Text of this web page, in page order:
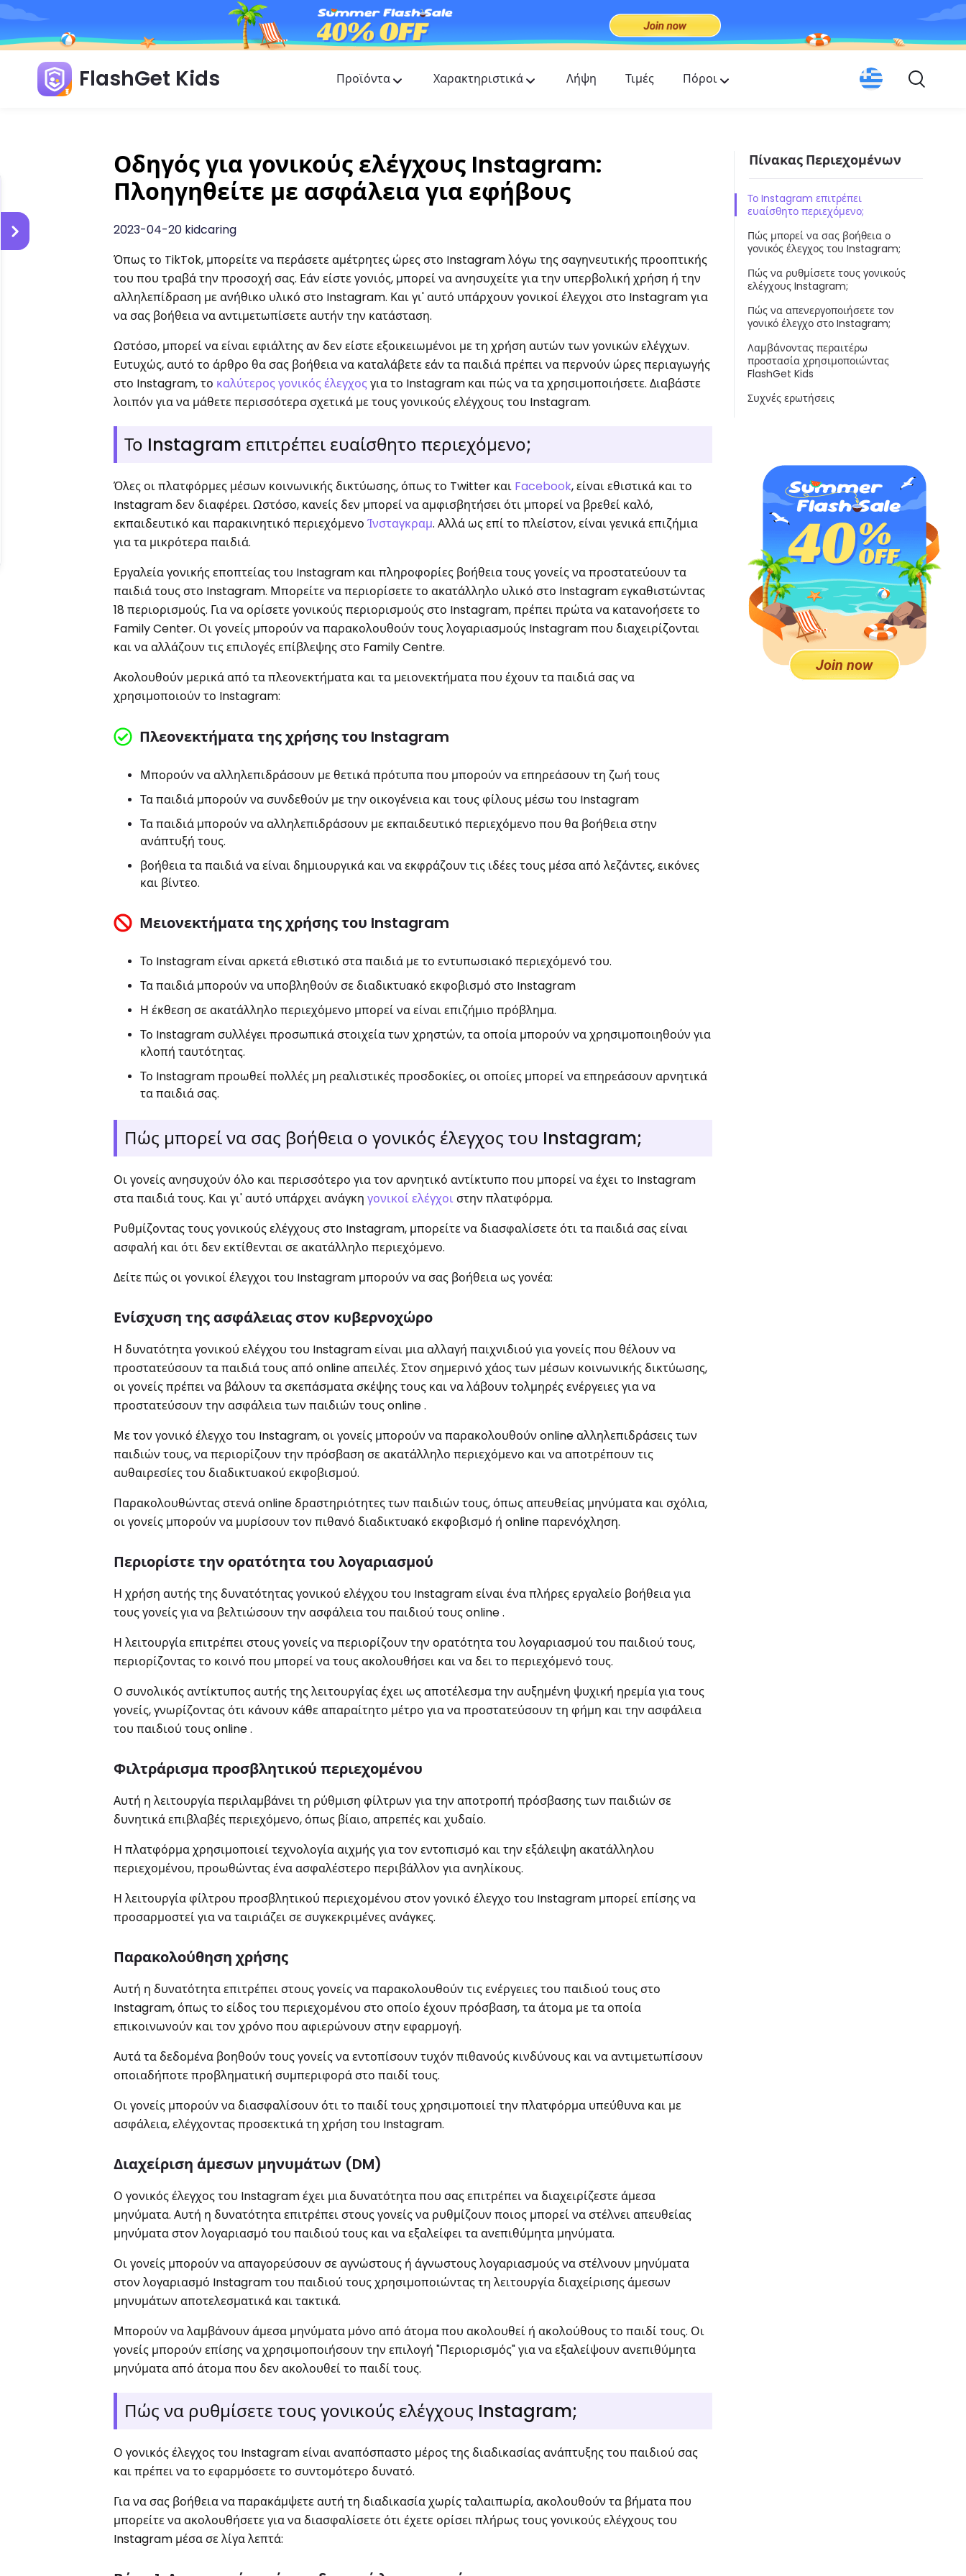
FlashGet Kids Προϊόντα
FlashGet Finder
Η αντικλεπτική ασφάλεια του τηλεφώνου σας,
δική μας ευθύνη.
Χαρακτηριστικά Λήψη Τιμές Πόροι
Οδηγός για γονικούς ελέγχους Instagram:
Πλοηγηθείτε με ασφάλεια για εφήβους
2023-04-20 kidcaring
Όπως το TikTok, μπορείτε να περάσετε αμέτρητες ώρες στο Instagram λόγω της σαγηνευτικής προοπτικής
του που τραβά την προσοχή σας. Εάν είστε γονιός, μπορεί να ανησυχείτε για την υπερβολική χρήση ή την
αλληλεπίδραση με ανήθικο υλικό στο Instagram. Και γι' αυτό υπάρχουν γονικοί έλεγχοι στο Instagram για
να σας βοήθεια να αντιμετωπίσετε αυτήν την κατάσταση.
Ωστόσο, μπορεί να είναι εφιάλτης αν δεν είστε εξοικειωμένοι με τη χρήση αυτών των γονικών ελέγχων.
Ευτυχώς, αυτό το άρθρο θα σας βοήθεια να καταλάβετε εάν τα παιδιά πρέπει να περνούν ώρες περιαγωγής
στο Instagram, το καλύτερος γονικός έλεγχοςγια το Instagram και πώς να τα χρησιμοποιήσετε. Διαβάστε
λοιπόν για να μάθετε περισσότερα σχετικά με τους γονικούς ελέγχους του Instagram.
Το Instagram επιτρέπει ευαίσθητο περιεχόμενο;
Όλες οι πλατφόρμες μέσων κοινωνικής δικτύωσης, όπως το Twitter και Facebook, είναι εθιστικά και το
Instagram δεν διαφέρει. Ωστόσο, κανείς δεν μπορεί να αμφισβητήσει ότι μπορεί να βρεθεί καλό,
εκπαιδευτικό και παρακινητικό περιεχόμενοΊνσταγκραμ. Αλλά ως επί το πλείστον, είναι γενικά επιζήμια
για τα μικρότερα παιδιά.
Εργαλεία γονικής εποπτείας του Instagram και πληροφορίες βοήθεια τους γονείς να προστατεύουν τα
παιδιά τους στο Instagram. Μπορείτε να περιορίσετε το ακατάλληλο υλικό στο Instagram εγκαθιστώντας
18 περιορισμούς. Για να ορίσετε γονικούς περιορισμούς στο Instagram, πρέπει πρώτα να κατανοήσετε το
Family Center. Οι γονείς μπορούν να παρακολουθούν τους λογαριασμούς Instagram που διαχειρίζονται
και να αλλάζουν τις επιλογές επίβλεψης στο Family Centre.
Ακολουθούν μερικά από τα πλεονεκτήματα και τα μειονεκτήματα που έχουν τα παιδιά σας να
χρησιμοποιούν το Instagram:
Πλεονεκτήματα της χρήσης του Instagram
Μπορούν να αλληλεπιδράσουν με θετικά πρότυπα που μπορούν να επηρεάσουν τη ζωή τους
Τα παιδιά μπορούν να συνδεθούν με την οικογένεια και τους φίλους μέσω του Instagram
Τα παιδιά μπορούν να αλληλεπιδράσουν με εκπαιδευτικό περιεχόμενο που θα βοήθεια στην
ανάπτυξή τους.
βοήθεια τα παιδιά να είναι δημιουργικά και να εκφράζουν τις ιδέες τους μέσα από λεζάντες, εικόνες
και βίντεο.
Μειονεκτήματα της χρήσης του Instagram
Το Instagram είναι αρκετά εθιστικό στα παιδιά με το εντυπωσιακό περιεχόμενό του.
Τα παιδιά μπορούν να υποβληθούν σε διαδικτυακό εκφοβισμό στο Instagram
Η έκθεση σε ακατάλληλο περιεχόμενο μπορεί να είναι επιζήμιο πρόβλημα.
Το Instagram συλλέγει προσωπικά στοιχεία των χρηστών, τα οποία μπορούν να χρησιμοποιηθούν για
κλοπή ταυτότητας.
Το Instagram προωθεί πολλές μη ρεαλιστικές προσδοκίες, οι οποίες μπορεί να επηρεάσουν αρνητικά
τα παιδιά σας.
Πώς μπορεί να σας βοήθεια ο γονικός έλεγχος του Instagram;
Οι γονείς ανησυχούν όλο και περισσότερο για τον αρνητικό αντίκτυπο που μπορεί να έχει το Instagram
στα παιδιά τους. Και γι' αυτό υπάρχει ανάγκηγονικοί ελέγχοιστην πλατφόρμα.
Ρυθμίζοντας τους γονικούς ελέγχους στο Instagram, μπορείτε να διασφαλίσετε ότι τα παιδιά σας είναι
ασφαλή και ότι δεν εκτίθενται σε ακατάλληλο περιεχόμενο.
Δείτε πώς οι γονικοί έλεγχοι του Instagram μπορούν να σας βοήθεια ως γονέα:
Ενίσχυση της ασφάλειας στον κυβερνοχώρο
Η δυνατότητα γονικού ελέγχου του Instagram είναι μια αλλαγή παιχνιδιού για γονείς που θέλουν να
προστατεύσουν τα παιδιά τους από online απειλές. Στον σημερινό χάος των μέσων κοινωνικής δικτύωσης,
οι γονείς πρέπει να βάλουν τα σκεπάσματα σκέψης τους και να λάβουν τολμηρές ενέργειες για να
προστατεύσουν την ασφάλεια των παιδιών τους online .
Με τον γονικό έλεγχο του Instagram, οι γονείς μπορούν να παρακολουθούν online αλληλεπιδράσεις των
παιδιών τους, να περιορίζουν την πρόσβαση σε ακατάλληλο περιεχόμενο και να αποτρέπουν τις
αυθαιρεσίες του διαδικτυακού εκφοβισμού.
Παρακολουθώντας στενά online δραστηριότητες των παιδιών τους, όπως απευθείας μηνύματα και σχόλια,
οι γονείς μπορούν να μυρίσουν τον πιθανό διαδικτυακό εκφοβισμό ή online παρενόχληση.
Περιορίστε την ορατότητα του λογαριασμού
Η χρήση αυτής της δυνατότητας γονικού ελέγχου του Instagram είναι ένα πλήρες εργαλείο βοήθεια για
τους γονείς για να βελτιώσουν την ασφάλεια του παιδιού τους online .
Η λειτουργία επιτρέπει στους γονείς να περιορίζουν την ορατότητα του λογαριασμού του παιδιού τους,
περιορίζοντας το κοινό που μπορεί να τους ακολουθήσει και να δει το περιεχόμενό τους.
Ο συνολικός αντίκτυπος αυτής της λειτουργίας έχει ως αποτέλεσμα την αυξημένη ψυχική ηρεμία για τους
γονείς, γνωρίζοντας ότι κάνουν κάθε απαραίτητο μέτρο για να προστατεύσουν τη φήμη και την ασφάλεια
του παιδιού τους online .
Φιλτράρισμα προσβλητικού περιεχομένου
Αυτή η λειτουργία περιλαμβάνει τη ρύθμιση φίλτρων για την αποτροπή πρόσβασης των παιδιών σε
δυνητικά επιβλαβές περιεχόμενο, όπως βίαιο, απρεπές και χυδαίο.
Η πλατφόρμα χρησιμοποιεί τεχνολογία αιχμής για τον εντοπισμό και την εξάλειψη ακατάλληλου
περιεχομένου, προωθώντας ένα ασφαλέστερο περιβάλλον για ανηλίκους.
Η λειτουργία φίλτρου προσβλητικού περιεχομένου στον γονικό έλεγχο του Instagram μπορεί επίσης να
προσαρμοστεί για να ταιριάζει σε συγκεκριμένες ανάγκες.
Παρακολούθηση χρήσης
Αυτή η δυνατότητα επιτρέπει στους γονείς να παρακολουθούν τις ενέργειες του παιδιού τους στο
Instagram, όπως το είδος του περιεχομένου στο οποίο έχουν πρόσβαση, τα άτομα με τα οποία
επικοινωνούν και τον χρόνο που αφιερώνουν στην εφαρμογή.
Αυτά τα δεδομένα βοηθούν τους γονείς να εντοπίσουν τυχόν πιθανούς κινδύνους και να αντιμετωπίσουν
οποιαδήποτε προβληματική συμπεριφορά στο παιδί τους.
Οι γονείς μπορούν να διασφαλίσουν ότι το παιδί τους χρησιμοποιεί την πλατφόρμα υπεύθυνα και με
ασφάλεια, ελέγχοντας προσεκτικά τη χρήση του Instagram.
Διαχείριση άμεσων μηνυμάτων (DM)
Ο γονικός έλεγχος του Instagram έχει μια δυνατότητα που σας επιτρέπει να διαχειρίζεστε άμεσα
μηνύματα. Αυτή η δυνατότητα επιτρέπει στους γονείς να ρυθμίζουν ποιος μπορεί να στέλνει απευθείας
μηνύματα στον λογαριασμό του παιδιού τους και να εξαλείφει τα ανεπιθύμητα μηνύματα.
Οι γονείς μπορούν να απαγορεύσουν σε αγνώστους ή άγνωστους λογαριασμούς να στέλνουν μηνύματα
στον λογαριασμό Instagram του παιδιού τους χρησιμοποιώντας τη λειτουργία διαχείρισης άμεσων
μηνυμάτων αποτελεσματικά και τακτικά.
Μπορούν να λαμβάνουν άμεσα μηνύματα μόνο από άτομα που ακολουθεί ή ακολούθους το παιδί τους. Οι
γονείς μπορούν επίσης να χρησιμοποιήσουν την επιλογή "Περιορισμός" για να εξαλείψουν ανεπιθύμητα
μηνύματα από άτομα που δεν ακολουθεί το παιδί τους.
Πώς να ρυθμίσετε τους γονικούς ελέγχους Instagram;
Ο γονικός έλεγχος του Instagram είναι αναπόσπαστο μέρος της διαδικασίας ανάπτυξης του παιδιού σας
και πρέπει να το εφαρμόσετε το συντομότερο δυνατό.
Για να σας βοήθεια να παρακάμψετε αυτή τη διαδικασία χωρίς ταλαιπωρία, ακολουθούν τα βήματα που
μπορείτε να ακολουθήσετε για να διασφαλίσετε ότι έχετε ορίσει πλήρως τους γονικούς ελέγχους του
Instagram μέσα σε λίγα λεπτά:
Πίνακας Περιεχομένων
Το Instagram επιτρέπει
ευαίσθητο περιεχόμενο;
Πώς μπορεί να σας βοήθεια ο
γονικός έλεγχος του Instagram;
Πώς να ρυθμίσετε τους γονικούς
ελέγχους Instagram;
Πώς να απενεργοποιήσετε τον
γονικό έλεγχο στο Instagram;
Λαμβάνοντας περαιτέρω
προστασία χρησιμοποιώντας
FlashGet Kids
Συχνές ερωτήσεις